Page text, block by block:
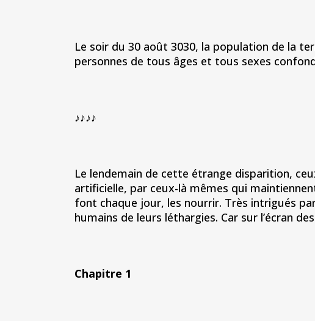
Le soir du 30 août 3030, la population de la
personnes de tous âges et tous sexes
♪♪♪♪
Le lendemain de cette étrange disparition,
artificielle, par ceux-là mêmes qui
font chaque jour, les nourrir. Très intrigués
humains de leurs léthargies. Car sur l’écran
Chapitre 1